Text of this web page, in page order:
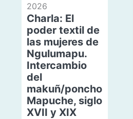
2026
Charla: El
poder textil de
las mujeres de
Ngulumapu.
Intercambio
del
makuñ/poncho
Mapuche, siglo
XVII y XIX